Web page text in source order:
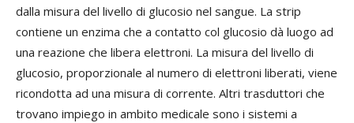
dalla misura del livello di glucosio nel sangue. La strip
contiene un enzima che a contatto col glucosio dà luogo ad
una reazione che libera elettroni. La misura del livello di
glucosio, proporzionale al numero di elettroni liberati, viene
ricondotta ad una misura di corrente. Altri trasduttori che
trovano impiego in ambito medicale sono i sistemi a